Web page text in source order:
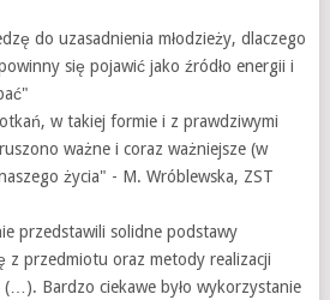
do uzasadnienia młodzieży, dlaczego
się pojawić jako źródło energii i
w takiej formie i z prawdziwymi
ważne i coraz ważniejsze (w
życia" - M. Wróblewska, ZST
przedstawili solidne podstawy
z przedmiotu oraz metody realizacji
Bardzo ciekawe było wykorzystanie